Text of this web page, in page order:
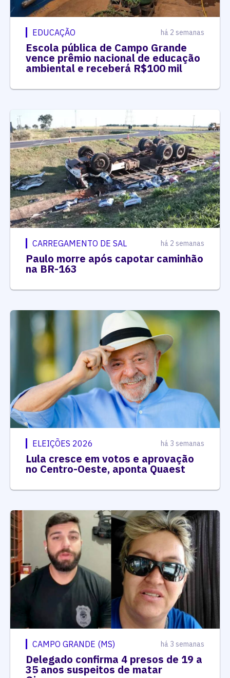
EDUCAÇÃO há 2 semanas
Escola pública de Campo Grande
vence prêmio nacional de educação
ambiental e receberá R$100 mil
CARREGAMENTO DE SAL há 2 semanas
Paulo morre após capotar caminhão
na BR-163
ELEIÇÕES 2026 há 3 semanas
Lula cresce em votos e aprovação
no Centro-Oeste, aponta Quaest
CAMPO GRANDE (MS) há 3 semanas
Delegado confirma 4 presos de 19 a
35 anos suspeitos de matar